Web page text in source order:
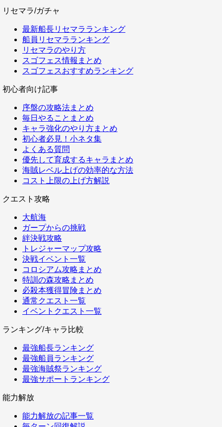
リセマラ/ガチャ
最新船長リセマラランキング
船員リセマラランキング
リセマラのやり方
スゴフェス情報まとめ
スゴフェスおすすめランキング
初心者向け記事
序盤の攻略法まとめ
毎日やることまとめ
キャラ強化のやり方まとめ
初心者必見！小ネタ集
よくある質問
優先して育成するキャラまとめ
海賊レベル上げの効率的な方法
コスト上限の上げ方解説
クエスト攻略
大航海
ガープからの挑戦
絆決戦攻略
トレジャーマップ攻略
決戦イベント一覧
コロシアム攻略まとめ
特訓の森攻略まとめ
必殺本獲得冒険まとめ
通常クエスト一覧
イベントクエスト一覧
ランキング/キャラ比較
最強船長ランキング
最強船員ランキング
最強海賊祭ランキング
最強サポートランキング
能力解放
能力解放の記事一覧